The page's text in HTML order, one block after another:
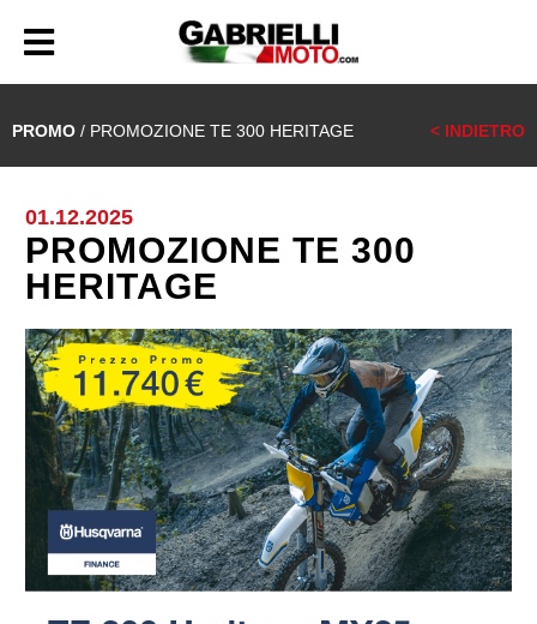
PROMO / PROMOZIONE TE 300 HERITAGE < INDIETRO
01.12.2025
PROMOZIONE TE 300
HERITAGE